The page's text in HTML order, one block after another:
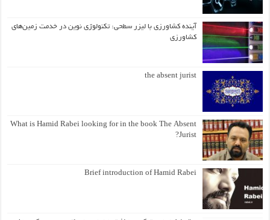
آینده کشاورزی با لیزر سطحی: تکنولوژی نوین در خدمت زمین‌های
کشاورزی
the absent jurist
What is Hamid Rabei looking for in the book The Absent
Jurist?
Brief introduction of Hamid Rabei